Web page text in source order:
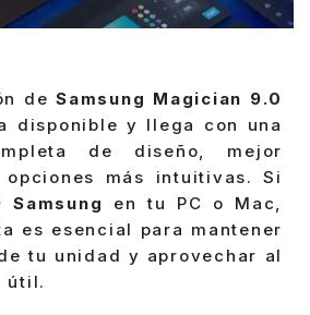
de Samsung Magician 9.0
disponible y llega con una
de diseño, mejor
más intuitivas. Si
Samsung
en tu PC o Mac,
es esencial para mantener
tu unidad y aprovechar al
útil.